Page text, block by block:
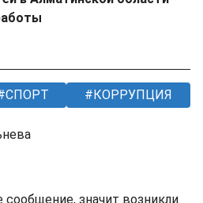
СПОРТ КОРРУПЦИЯ
значит возникли